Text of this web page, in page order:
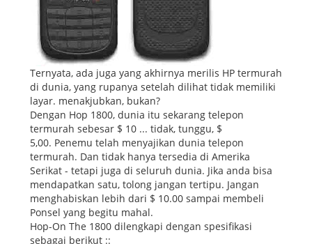
Ternyata, ada juga yang akhirnya merilis HP termurah
di dunia, yang rupanya setelah dilihat tidak memiliki
layar. menakjubkan, bukan?
Dengan Hop 1800, dunia itu sekarang telepon
termurah sebesar $ 10 ... tidak, tunggu, $
5,00. Penemu telah menyajikan dunia telepon
termurah. Dan tidak hanya tersedia di Amerika
Serikat - tetapi juga di seluruh dunia. Jika anda bisa
mendapatkan satu, tolong jangan tertipu. Jangan
menghabiskan lebih dari $ 10.00 sampai membeli
Ponsel yang begitu mahal.
Hop-On The 1800 dilengkapi dengan spesifikasi
sebagai berikut ::